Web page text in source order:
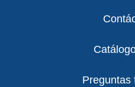
Preguntas